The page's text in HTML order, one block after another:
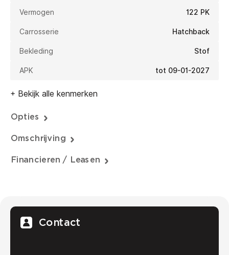
Vermogen 122 PK
Carrosserie Hatchback
Bekleding Stof
APK tot 09-01-2027
+ Bekijk alle kenmerken
Opties
Omschrijving
Financieren / Leasen
Contact